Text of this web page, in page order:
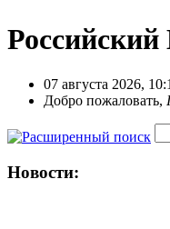
07 августа 2026,
Добро пожаловать,
Новости: